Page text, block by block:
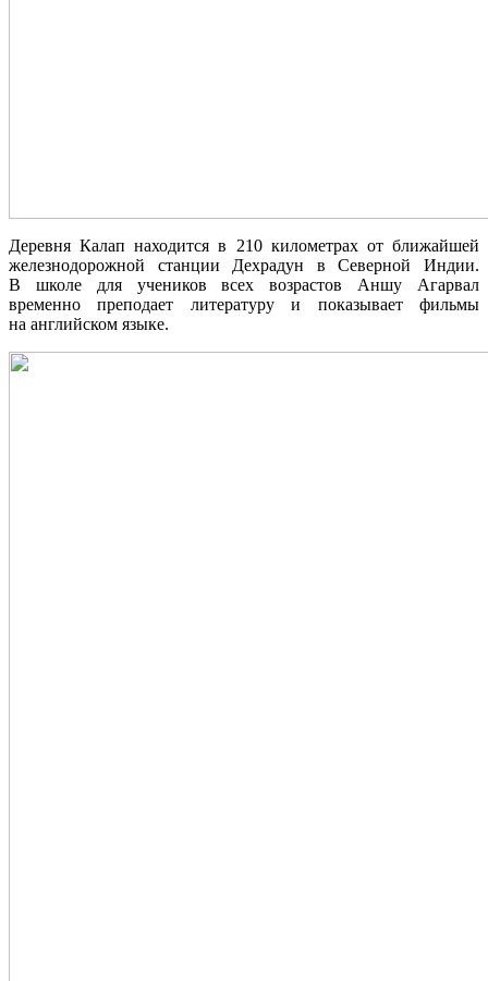
Деревня Калап находится в 210 километрах от ближайшей
железнодорожной станции Дехрадун в Северной Индии.
В школе для учеников всех возрастов Аншу Агарвал
временно преподает литературу и показывает фильмы
на английском языке.